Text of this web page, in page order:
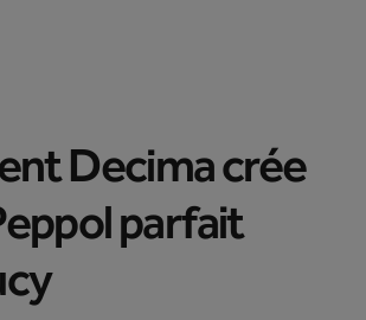
Decima crée
parfait